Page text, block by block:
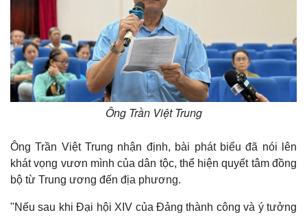
Ông Trần Việt Trung
Ông Trần Việt Trung nhận định, bài phát biểu đã nói lên
khát vọng vươn mình của dân tộc, thể hiện quyết tâm đồng
bộ từ Trung ương đến địa phương.
"Nếu sau khi Đại hội XIV của Đảng thành công và ý tưởng